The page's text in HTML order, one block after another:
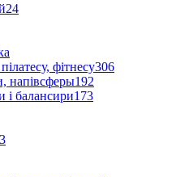
24
фітнесу306
напівсферы192
і балансири173